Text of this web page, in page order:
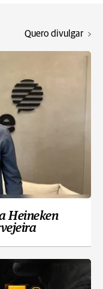
Quero divulgar
Heineken